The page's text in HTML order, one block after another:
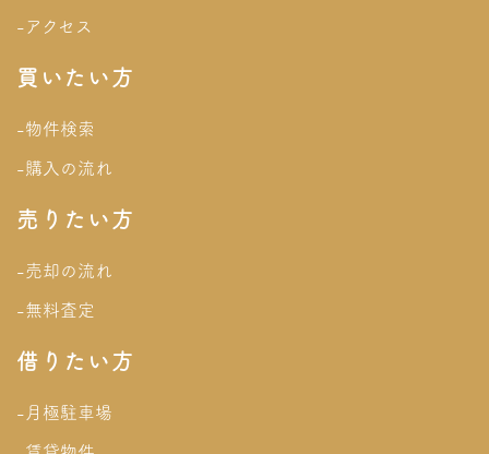
-アクセス
買いたい方
-物件検索
-購入の流れ
売りたい方
-売却の流れ
-無料査定
借りたい方
-月極駐車場